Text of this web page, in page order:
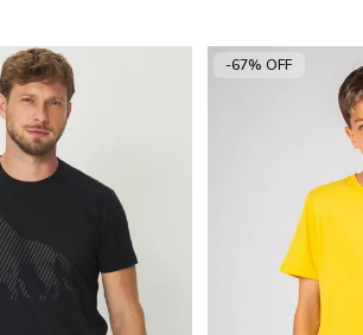
-67% OFF